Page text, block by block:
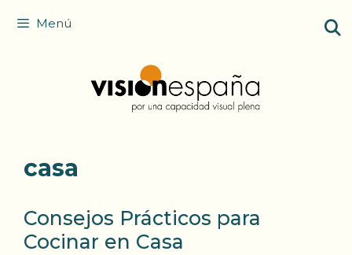
Menú
casa
Consejos Prácticos para
Cocinar en Casa